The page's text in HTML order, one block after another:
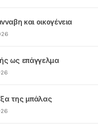
και οικογένεια
ως επάγγελμα
της μπάλας